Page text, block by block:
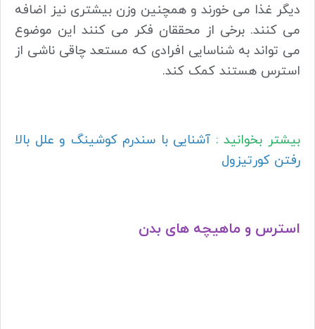
دیگر غذا می خورند و همچنین وزن بیشتری نیز اضافه
می کنند. برخی از محققان فکر می کنند این موضوع
می تواند به شناسایی افرادی که مستعد چاقی ناشی از
استرس هستند کمک کند.
بیشتر بخوانید : آشنایی با سندرم کوشینگ و علل بالا
رفتن کورتیزول
استرس و ماهیچه های بدن